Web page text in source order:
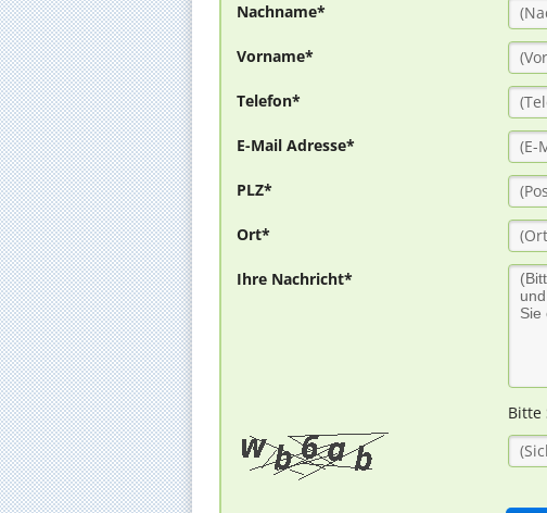
Nachname*
Vorname*
Telefon*
E-Mail Adresse*
PLZ*
Ort*
Ihre Nachricht*
Bitte